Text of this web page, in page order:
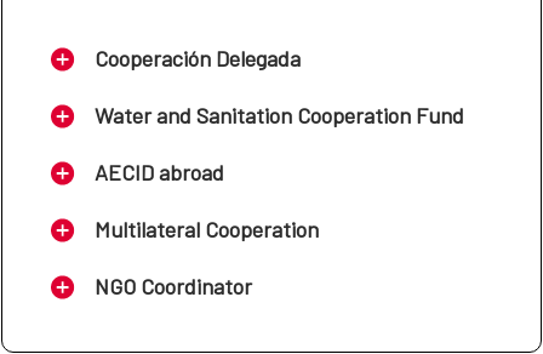
Cooperación Delegada
Water and Sanitation Cooperation Fund
AECID abroad
Multilateral Cooperation
NGO Coordinator